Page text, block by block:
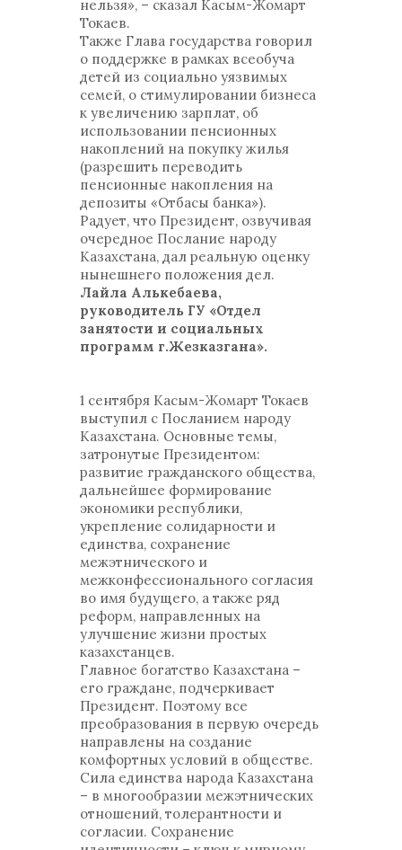
нельзя», – сказал Касым-Жомарт
Токаев.
Также Глава государства говорил
о поддержке в рамках всеобуча
детей из социально уязвимых
семей, о стимулировании бизнеса
к увеличению зарплат, об
использовании пенсионных
накоплений на покупку жилья
(разрешить переводить
пенсионные накопления на
депозиты «Отбасы банка»).
Радует, что Президент, озвучивая
очередное Послание народу
Казахстана, дал реальную оценку
нынешнего положения дел.
Лайла Алькебаева,
руководитель ГУ «Отдел
занятости и социальных
программ г.Жезказгана».
1 сентября Касым-Жомарт Токаев
выступил с Посланием народу
Казахстана. Основные темы,
затронутые Президентом:
развитие гражданского общества,
дальнейшее формирование
экономики республики,
укрепление солидарности и
единства, сохранение
межэтнического и
межконфессионального согласия
во имя будущего, а также ряд
реформ, направленных на
улучшение жизни простых
казахстанцев.
Главное богатство Казахстана –
его граждане, подчеркивает
Президент. Поэтому все
преобразования в первую очередь
направлены на создание
комфортных условий в обществе.
Сила единства народа Казахстана
– в многообразии межэтнических
отношений, толерантности и
согласии. Сохранение